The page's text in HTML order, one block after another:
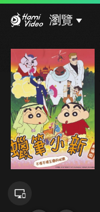
瀏覽